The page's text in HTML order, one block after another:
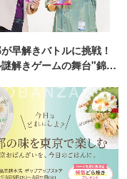
早解きバトルに挑戦！
謎解きゲームの舞台"錦糸